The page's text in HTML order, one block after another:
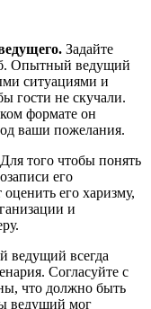
Задайте
Опытный ведущий
ситуациями и
гости не скучали.
формате он
ваши пожелания.
Для того чтобы понять
его
его харизму,
и
ведущий всегда
Согласуйте с
что должно быть
ведущий мог